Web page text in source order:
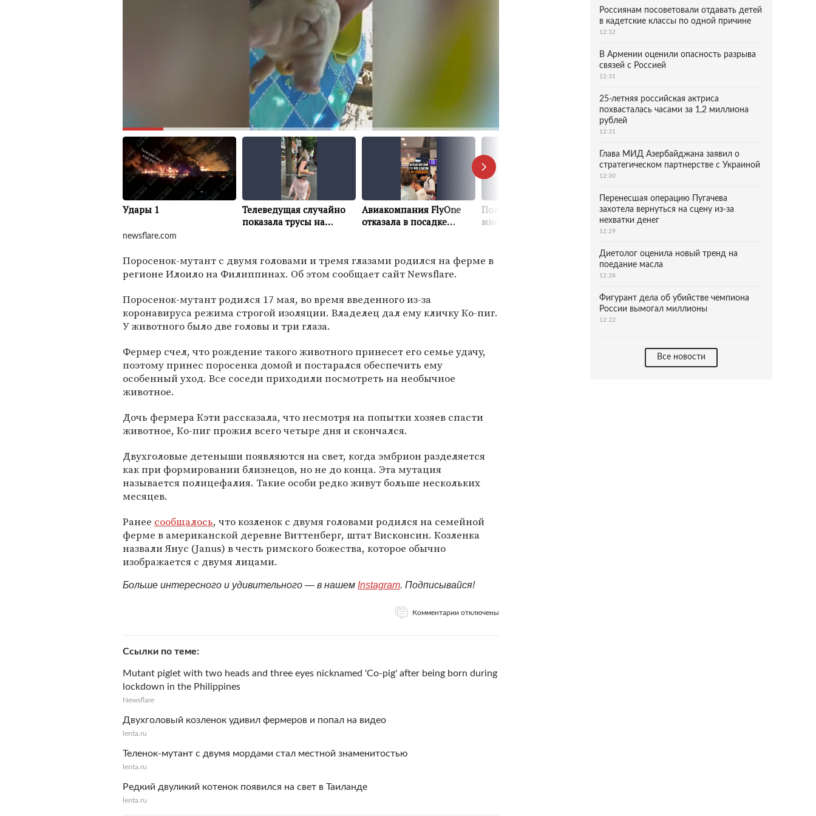
newsflare.com
Поросенок-мутант с двумя головами и тремя глазами родился на ферме в
регионе Илоило на Филиппинах. Об этом сообщает сайт Newsflare.
Поросенок-мутант родился 17 мая, во время введенного из-за
коронавируса режима строгой изоляции. Владелец дал ему кличку Ко-пиг.
У животного было две головы и три глаза.
Фермер счел, что рождение такого животного принесет его семье удачу,
поэтому принес поросенка домой и постарался обеспечить ему
особенный уход. Все соседи приходили посмотреть на необычное
животное.
Дочь фермера Кэти рассказала, что несмотря на попытки хозяев спасти
животное, Ко-пиг прожил всего четыре дня и скончался.
Двухголовые детеныши появляются на свет, когда эмбрион разделяется
как при формировании близнецов, но не до конца. Эта мутация
называется полицефалия. Такие особи редко живут больше нескольких
месяцев.
Ранее сообщалось, что козленок с двумя головами родился на семейной
ферме в американской деревне Виттенберг, штат Висконсин. Козленка
назвали Янус (Janus) в честь римского божества, которое обычно
изображается с двумя лицами.
Больше интересного и удивительного — в нашем Instagram. Подписывайся!
Комментарии отключены
Ссылки по теме
Mutant piglet with two heads and three eyes nicknamed 'Co-pig' after being born during
lockdown in the Philippines
Newsflare
Двухголовый козленок удивил фермеров и попал на видео
lenta.ru
Теленок-мутант с двумя мордами стал местной знаменитостью
lenta.ru
Редкий двуликий котенок появился на свет в Таиланде
lenta.ru
Россиянам посоветовали отдавать детей
в кадетские классы по одной причине
12:32
В Армении оценили опасность разрыва
связей с Россией
12:31
25-летняя российская актриса
похвасталась часами за 1,2 миллиона
рублей
12:31
Глава МИД Азербайджана заявил о
стратегическом партнерстве с Украиной
12:30
Перенесшая операцию Пугачева
захотела вернуться на сцену из-за
нехватки денег
12:29
Диетолог оценила новый тренд на
поедание масла
12:28
Фигурант дела об убийстве чемпиона
России вымогал миллионы
12:22
Все новости